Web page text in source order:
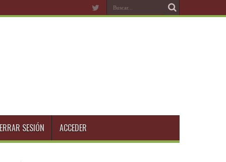
SESIÓN ACCEDER